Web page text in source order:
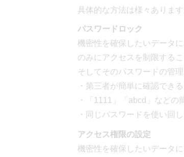
具体的な方法は様々ありま
パスワードロック
機密性を確保したいデータ
のみにアクセスを制限するこ
そしてそのパスワードの管
・第三者が簡単に確認でき
・「1111」「abcd」など
・同じパスワードを使い回
アクセス権限の設定
機密性を確保したいデータ